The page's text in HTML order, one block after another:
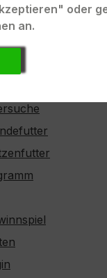
Newsletter
oder
an.